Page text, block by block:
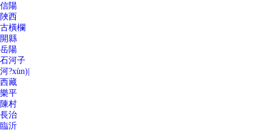
信陽
陜西
古橫欄
開縣
岳陽
石河子
河?xùn)|
西藏
樂平
陳村
長治
臨沂